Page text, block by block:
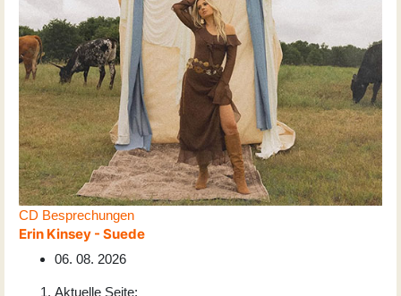
CD Besprechungen
Erin Kinsey - Suede
06. 08. 2026
Aktuelle Seite: